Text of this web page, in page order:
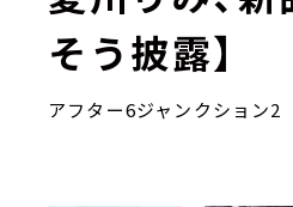
そう披露】
アフター6ジャンクション2